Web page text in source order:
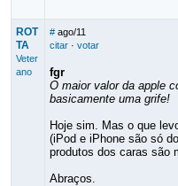
ROT
TA
Veter
ano
# ago/11
citar· votar
fgr
O maior valor da apple
basicamente uma grife!
Hoje sim. Mas o que
(iPod e iPhone são só
produtos dos caras são
Abraços.